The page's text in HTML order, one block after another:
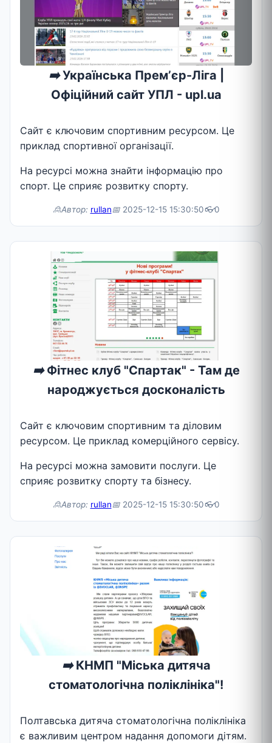
➡️Українська Премʼєр-Ліга |
Офіційний сайт УПЛ - upl.ua
Сайт є ключовим спортивним ресурсом. Це
приклад спортивної організації.
На ресурсі можна знайти інформацію про
спорт. Це сприяє розвитку спорту.
🙎Автор: rullan📅2025-12-15 15:30:50👓0
➡️Фітнес клуб "Спартак" - Там де
народжується досконалість
Сайт є ключовим спортивним та діловим
ресурсом. Це приклад комерційного сервісу.
На ресурсі можна замовити послуги. Це
сприяє розвитку спорту та бізнесу.
🙎Автор: rullan📅2025-12-15 15:30:50👓0
➡️КНМП "Міська дитяча
стоматологічна поліклініка"!
Полтавська дитяча стоматологічна поліклініка
є важливим центром надання допомоги дітям.